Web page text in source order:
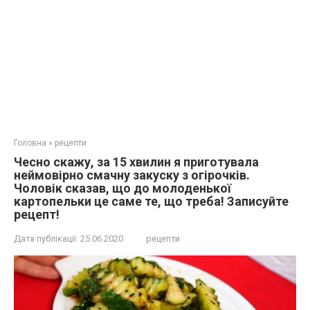
Головна » рецепти
Чесно скажу, за 15 хвилин я приготувала
неймовірно смачну закуску з огірочків.
Чоловік сказав, що до молоденької
картопельки це саме те, що треба! Записуйте
рецепт!
Дата публікації: 25.06.2020 рецепти